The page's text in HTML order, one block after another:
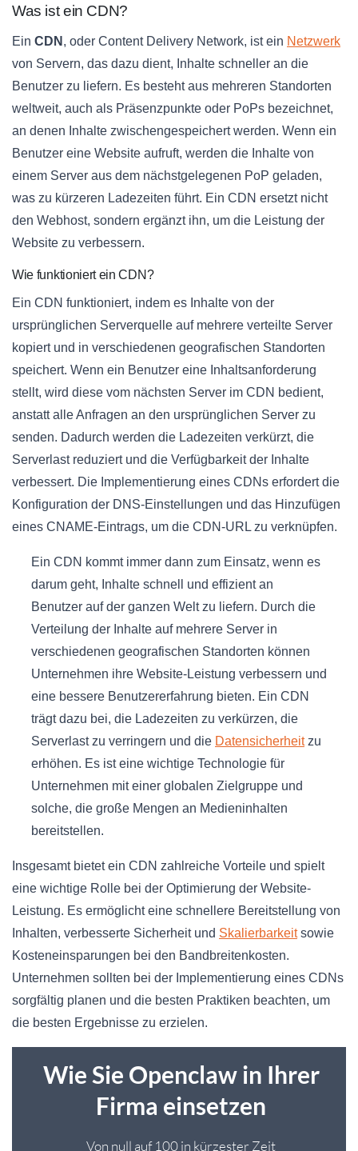
Was ist ein CDN?
Ein CDN , oder Content Delivery Network, ist ein Netzwerk
von Servern, das dazu dient, Inhalte schneller an die
Benutzer zu liefern. Es besteht aus mehreren Standorten
weltweit, auch als Präsenzpunkte oder PoPs bezeichnet,
an denen Inhalte zwischengespeichert werden. Wenn ein
Benutzer eine Website aufruft, werden die Inhalte von
einem Server aus dem nächstgelegenen PoP geladen,
was zu kürzeren Ladezeiten führt. Ein CDN ersetzt nicht
den Webhost, sondern ergänzt ihn, um die Leistung der
Website zu verbessern.
Wie funktioniert ein CDN?
Ein CDN funktioniert, indem es Inhalte von der
ursprünglichen Serverquelle auf mehrere verteilte Server
kopiert und in verschiedenen geografischen Standorten
speichert. Wenn ein Benutzer eine Inhaltsanforderung
stellt, wird diese vom nächsten Server im CDN bedient,
anstatt alle Anfragen an den ursprünglichen Server zu
senden. Dadurch werden die Ladezeiten verkürzt, die
Serverlast reduziert und die Verfügbarkeit der Inhalte
verbessert. Die Implementierung eines CDNs erfordert die
Konfiguration der DNS-Einstellungen und das Hinzufügen
eines CNAME-Eintrags, um die CDN-URL zu verknüpfen.
Ein CDN kommt immer dann zum Einsatz, wenn es
darum geht, Inhalte schnell und effizient an
Benutzer auf der ganzen Welt zu liefern. Durch die
Verteilung der Inhalte auf mehrere Server in
verschiedenen geografischen Standorten können
Unternehmen ihre Website-Leistung verbessern und
eine bessere Benutzererfahrung bieten. Ein CDN
trägt dazu bei, die Ladezeiten zu verkürzen, die
Serverlast zu verringern und die Datensicherheitzu
erhöhen. Es ist eine wichtige Technologie für
Unternehmen mit einer globalen Zielgruppe und
solche, die große Mengen an Medieninhalten
bereitstellen.
Insgesamt bietet ein CDN zahlreiche Vorteile und spielt
eine wichtige Rolle bei der Optimierung der Website-
Leistung. Es ermöglicht eine schnellere Bereitstellung von
Inhalten, verbesserte Sicherheit und Skalierbarkeitsowie
Kosteneinsparungen bei den Bandbreitenkosten.
Unternehmen sollten bei der Implementierung eines CDNs
sorgfältig planen und die besten Praktiken beachten, um
die besten Ergebnisse zu erzielen.